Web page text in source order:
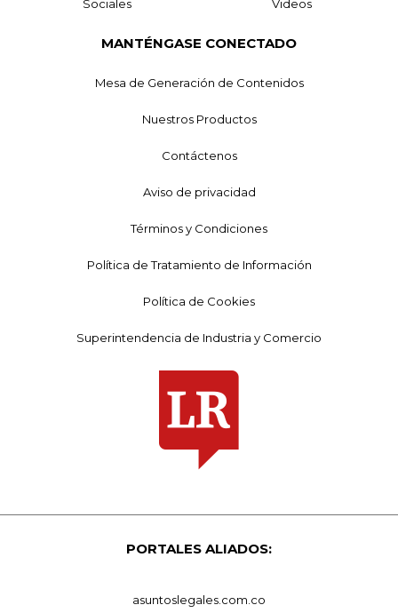
Sociales Videos
MANTÉNGASE CONECTADO
Mesa de Generación de Contenidos
Nuestros Productos
Contáctenos
Aviso de privacidad
Términos y Condiciones
Política de Tratamiento de Información
Política de Cookies
Superintendencia de Industria y Comercio
PORTALES ALIADOS:
asuntoslegales.com.co